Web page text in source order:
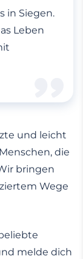
in Siegen.
Leben
und leicht
die
bringen
Wege
melde dich